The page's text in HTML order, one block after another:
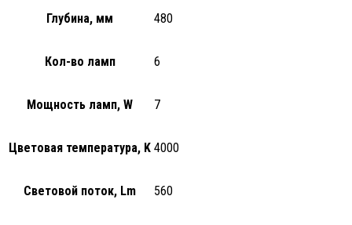
Глубина, мм 480
Кол-во ламп 6
Мощность ламп, W 7
Цветовая температура, K 4000
Световой поток, Lm 560